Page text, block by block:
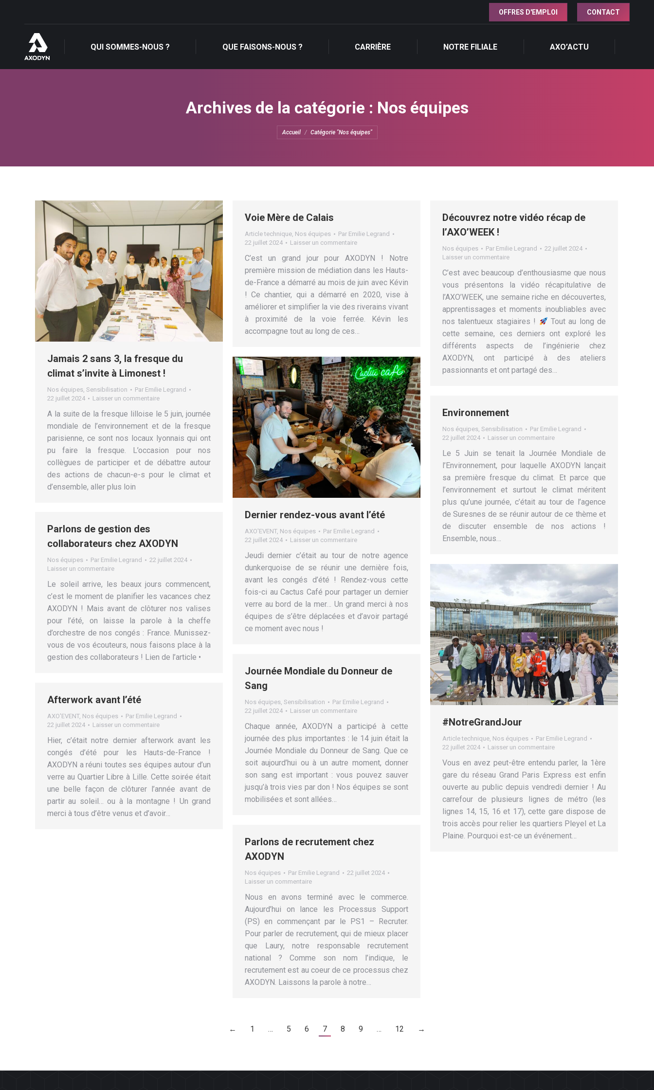
OFFRES D'EMPLOI CONTACT
QUI SOMMES-NOUS ? QUE FAISONS-NOUS ? CARRIÈRE NOTRE FILIALE AXO’ACTU
Archives de la catégorie : Nos équipes
Vous êtes ici :
Accueil Catégorie "Nos équipes"
Jamais 2 sans 3, la fresque du
climat s’invite à Limonest !
Nos équipes Sensibilisation Par Emilie Legrand
22 juillet 2024
Laisser un commentaire
A la suite de la fresque lilloise le 5 juin, journée
mondiale de l’environnement et de la fresque
parisienne, ce sont nos locaux lyonnais qui ont
pu faire la fresque. L’occasion pour nos
collègues de participer et de débattre autour
des actions de chacun-e-s pour le climat et
d’ensemble, aller plus loin
Voie Mère de Calais
Article technique, Nos équipes Par Emilie Legrand
22 juillet 2024
Laisser un commentaire
C’est un grand jour pour AXODYN ! Notre
première mission de médiation dans les Hauts-
de-France a démarré au mois de juin avec Kévin
! Ce chantier, qui a démarré en 2020, vise à
améliorer et simplifier la vie des riverains vivant
à proximité de la voie ferrée. Kévin les
accompagne tout au long de ces…
Découvrez notre vidéo récap de
l’AXO’WEEK !
Nos équipes Par Emilie Legrand
22 juillet 2024
Laisser un commentaire
C’est avec beaucoup d’enthousiasme que nous
vous présentons la vidéo récapitulative de
l’AXO’WEEK, une semaine riche en découvertes,
apprentissages et moments inoubliables avec
nos talentueux stagiaires !
Tout au long de
cette semaine, ces derniers ont exploré les
différents aspects de l’ingénierie chez
AXODYN, ont participé à des ateliers
passionnants et ont partagé des…
Dernier rendez-vous avant l’été
AXO'EVENT, Nos équipes Par Emilie Legrand
22 juillet 2024
Laisser un commentaire
Jeudi dernier c’était au tour de notre agence
dunkerquoise de se réunir une dernière fois,
avant les congés d’été ! Rendez-vous cette
fois-ci au Cactus Café pour partager un dernier
verre au bord de la mer… Un grand merci à nos
équipes de s’être déplacées et d’avoir partagé
ce moment avec nous !
Environnement
Nos équipes, Sensibilisation Par Emilie Legrand
22 juillet 2024
Laisser un commentaire
Le 5 Juin se tenait la Journée Mondiale de
l’Environnement, pour laquelle AXODYN lançait
sa première fresque du climat. Et parce que
l’environnement et surtout le climat méritent
plus qu’une journée, c’était au tour de l’agence
de Suresnes de se réunir autour de ce thème et
de discuter ensemble de nos actions !
Ensemble, nous…
Parlons de gestion des
collaborateurs chez AXODYN
Nos équipes Par Emilie Legrand
22 juillet 2024
Laisser un commentaire
Le soleil arrive, les beaux jours commencent,
c’est le moment de planifier les vacances chez
AXODYN ! Mais avant de clôturer nos valises
pour l’été, on laisse la parole à la cheffe
d’orchestre de nos congés : France. Munissez-
vous de vos écouteurs, nous faisons place à la
gestion des collaborateurs ! Lien de l’article •
#NotreGrandJour
Article technique Nos équipes Par Emilie Legrand
22 juillet 2024
Laisser un commentaire
Vous en avez peut-être entendu parler, la 1ère
gare du réseau Grand Paris Express est enfin
ouverte au public depuis vendredi dernier ! Au
carrefour de plusieurs lignes de métro (les
lignes 14, 15, 16 et 17), cette gare dispose de
trois accès pour relier les quartiers Pleyel et La
Plaine. Pourquoi est-ce un événement…
Journée Mondiale du Donneur de
Sang
Nos équipes, Sensibilisation Par Emilie Legrand
22 juillet 2024
Laisser un commentaire
Chaque année, AXODYN a participé à cette
journée des plus importantes : le 14 juin était la
Journée Mondiale du Donneur de Sang. Que ce
soit aujourd’hui ou à un autre moment, donner
son sang est important : vous pouvez sauver
jusqu’à trois vies par don ! Nos équipes se sont
mobilisées et sont allées…
Afterwork avant l’été
AXO'EVENT, Nos équipes Par Emilie Legrand
22 juillet 2024
Laisser un commentaire
Hier, c’était notre dernier afterwork avant les
congés d’été pour les Hauts-de-France !
AXODYN a réuni toutes ses équipes autour d’un
verre au Quartier Libre à Lille. Cette soirée était
une belle façon de clôturer l’année avant de
partir au soleil… ou à la montagne ! Un grand
merci à tous d’être venus et d’avoir…
Parlons de recrutement chez
AXODYN
Nos équipes Par Emilie Legrand
22 juillet 2024
Laisser un commentaire
Nous en avons terminé avec le commerce.
Aujourd’hui on lance les Processus Support
(PS) en commençant par le PS1 – Recruter.
Pour parler de recrutement, qui de mieux placer
que Laury, notre responsable recrutement
national ? Comme son nom l’indique, le
recrutement est au coeur de ce processus chez
AXODYN. Laissons la parole à notre…
← 1 … 5 6 7 8 9 … 12 →
QUI SOMMES-NOUS ? QUE FAISONS-NOUS ? CARRIÈRE NOTRE FILIALE AXO’ACTU